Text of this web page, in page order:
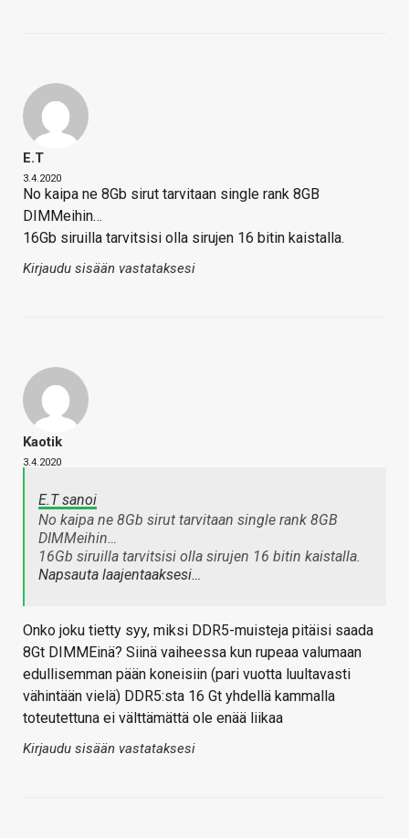
E.T
3.4.2020
No kaipa ne 8Gb sirut tarvitaan single rank 8GB
DIMMeihin…
16Gb siruilla tarvitsisi olla sirujen 16 bitin kaistalla.
Kirjaudu sisään vastataksesi
Kaotik
3.4.2020
E.T sanoi
No kaipa ne 8Gb sirut tarvitaan single rank 8GB
DIMMeihin…
16Gb siruilla tarvitsisi olla sirujen 16 bitin kaistalla.
Napsauta laajentaaksesi…
Onko joku tietty syy, miksi DDR5-muisteja pitäisi saada
8Gt DIMMEinä? Siinä vaiheessa kun rupeaa valumaan
edullisemman pään koneisiin (pari vuotta luultavasti
vähintään vielä) DDR5:sta 16 Gt yhdellä kammalla
toteutettuna ei välttämättä ole enää liikaa
Kirjaudu sisään vastataksesi